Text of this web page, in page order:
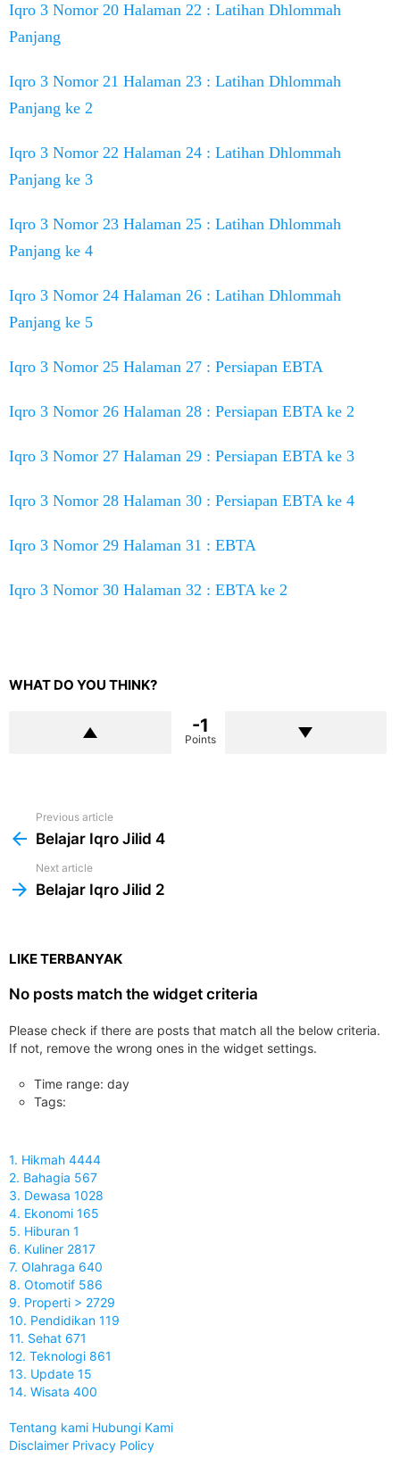
Iqro 3 Nomor 20 Halaman 22 : Latihan Dhlommah
Panjang
Iqro 3 Nomor 21 Halaman 23 : Latihan Dhlommah
Panjang ke 2
Iqro 3 Nomor 22 Halaman 24 : Latihan Dhlommah
Panjang ke 3
Iqro 3 Nomor 23 Halaman 25 : Latihan Dhlommah
Panjang ke 4
Iqro 3 Nomor 24 Halaman 26 : Latihan Dhlommah
Panjang ke 5
Iqro 3 Nomor 25 Halaman 27 : Persiapan EBTA
Iqro 3 Nomor 26 Halaman 28 : Persiapan EBTA ke 2
Iqro 3 Nomor 27 Halaman 29 : Persiapan EBTA ke 3
Iqro 3 Nomor 28 Halaman 30 : Persiapan EBTA ke 4
Iqro 3 Nomor 29 Halaman 31 : EBTA
Iqro 3 Nomor 30 Halaman 32 : EBTA ke 2
WHAT DO YOU THINK?
-1
Points
more
Previous article
Belajar Iqro Jilid 4
Next article
Belajar Iqro Jilid 2
LIKE TERBANYAK
No posts match the widget criteria
Please check if there are posts that match all the below criteria.
If not, remove the wrong ones in the widget settings.
Time range: day
Tags:
1. Hikmah 4444
2. Bahagia 567
3. Dewasa 1028
4. Ekonomi 165
5. Hiburan 1
6. Kuliner 2817
7. Olahraga 640
8. Otomotif 586
9. Properti > 2729
10. Pendidikan 119
11. Sehat 671
12. Teknologi 861
13. Update 15
14. Wisata 400
Tentang kami Hubungi Kami
Disclaimer Privacy Policy